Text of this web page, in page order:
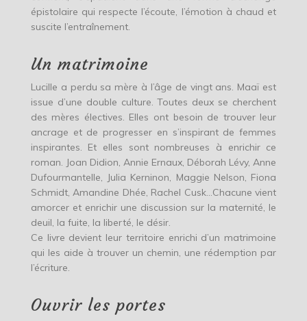
épistolaire qui respecte l’écoute, l’émotion à chaud et
suscite l’entraînement.
Un matrimoine
Lucille a perdu sa mère à l’âge de vingt ans. Maaï est
issue d’une double culture. Toutes deux se cherchent
des mères électives. Elles ont besoin de trouver leur
ancrage et de progresser en s’inspirant de femmes
inspirantes. Et elles sont nombreuses à enrichir ce
roman. Joan Didion, Annie Ernaux, Déborah Lévy, Anne
Dufourmantelle, Julia Kerninon, Maggie Nelson, Fiona
Schmidt, Amandine Dhée, Rachel Cusk…Chacune vient
amorcer et enrichir une discussion sur la maternité, le
deuil, la fuite, la liberté, le désir.
Ce livre devient leur territoire enrichi d’un matrimoine
qui les aide à trouver un chemin, une rédemption par
l’écriture.
Ouvrir les portes